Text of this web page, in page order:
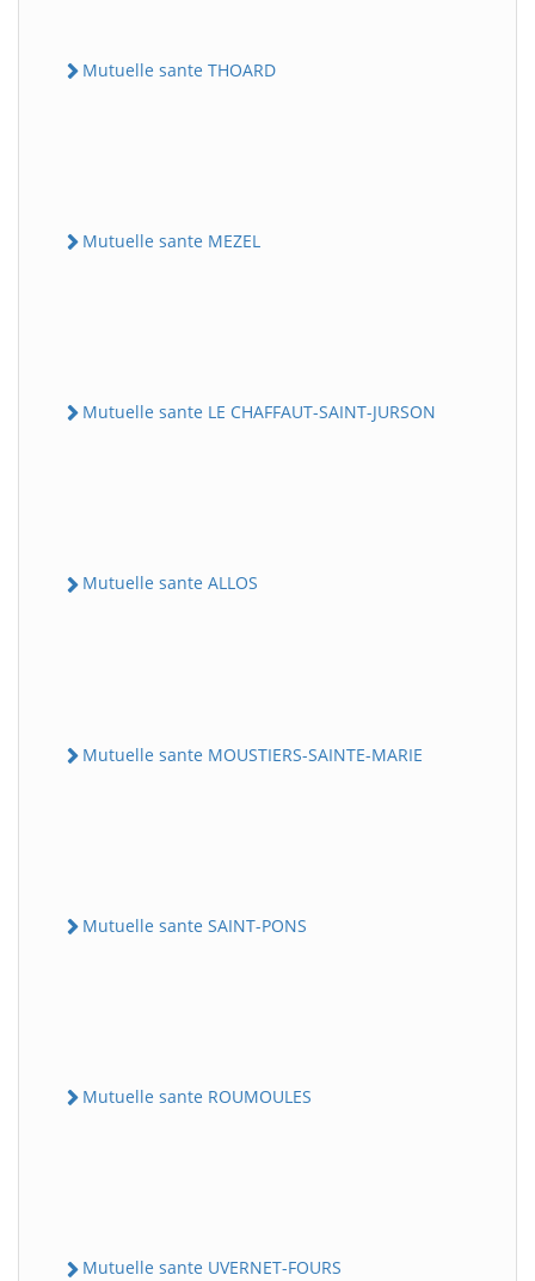
Mutuelle sante THOARD
Mutuelle sante MEZEL
Mutuelle sante LE CHAFFAUT-SAINT-JURSON
Mutuelle sante ALLOS
Mutuelle sante MOUSTIERS-SAINTE-MARIE
Mutuelle sante SAINT-PONS
Mutuelle sante ROUMOULES
Mutuelle sante UVERNET-FOURS